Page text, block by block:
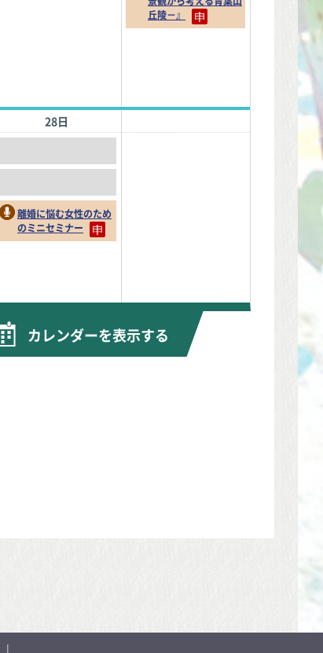
丘陵－』
28日
離婚に悩む女性のため
のミニセミナー
カレンダーを表示する